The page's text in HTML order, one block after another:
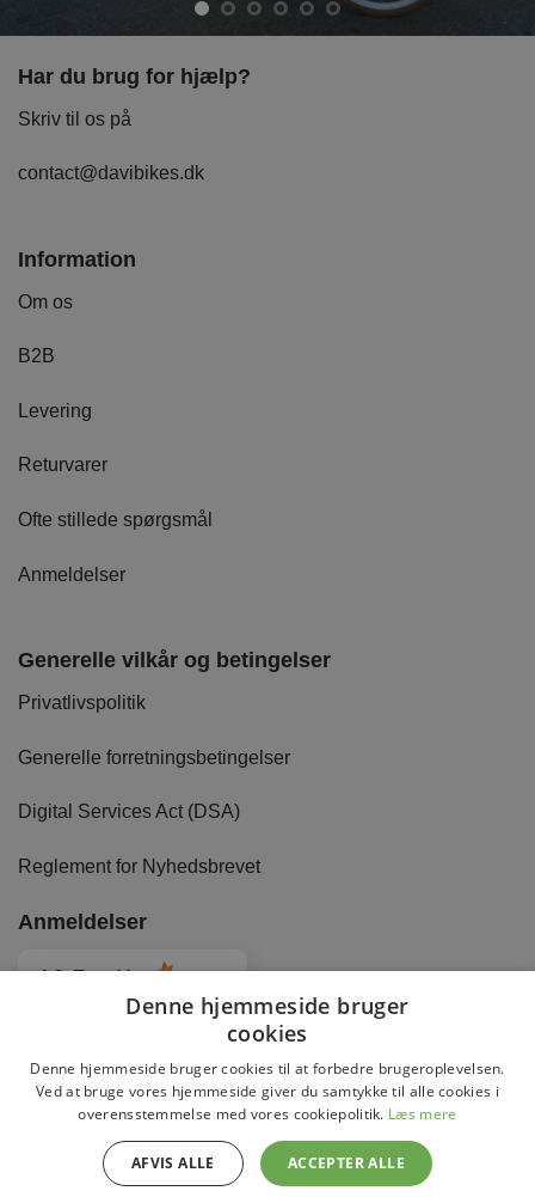
Har du brug for hjælp?
Skriv til os på
contact@davibikes.dk
Information
Om os
B2B
Levering
Returvarer
Ofte stillede spørgsmål
Anmeldelser
Generelle vilkår og betingelser
Privatlivspolitik
Generelle forretningsbetingelser
Digital Services Act (DSA)
Reglement for Nyhedsbrevet
Anmeldelser
4.8
Copyright 2026 © DaviBikes.dk
Denne hjemmeside bruger
cookies
Denne hjemmeside bruger cookies til at forbedre brugeroplevelsen.
Ved at bruge vores hjemmeside giver du samtykke til alle cookies i
overensstemmelse med vores cookiepolitik. Læs mere
ACCEPTER ALLE
AFVIS ALLE